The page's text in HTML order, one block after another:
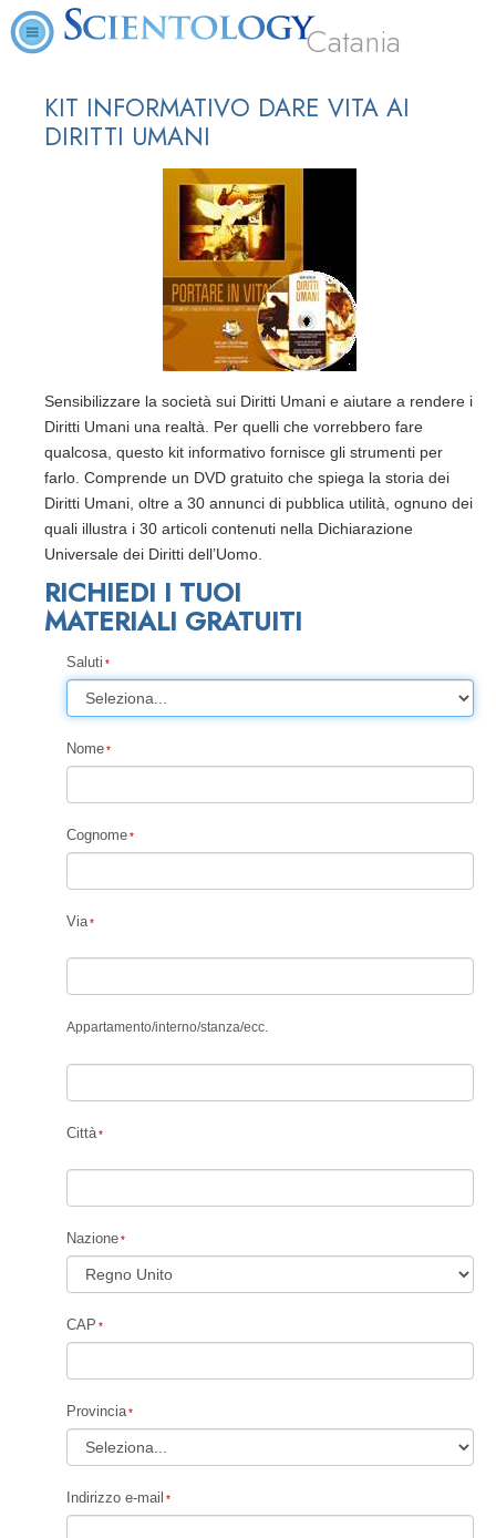
Catania
KIT INFORMATIVO DARE VITA AI
DIRITTI UMANI
Sensibilizzare la società sui Diritti Umani e aiutare a rendere i
Diritti Umani una realtà. Per quelli che vorrebbero fare
qualcosa, questo kit informativo fornisce gli strumenti per
farlo. Comprende un DVD gratuito che spiega la storia dei
Diritti Umani, oltre a 30 annunci di pubblica utilità, ognuno dei
quali illustra i 30 articoli contenuti nella Dichiarazione
Universale dei Diritti dell’Uomo.
RICHIEDI I TUOI
MATERIALI GRATUITI
Saluti
Nome
Cognome
Via
Appartamento/interno/stanza/ecc.
Città
Nazione
CAP
Provincia
Indirizzo e-mail